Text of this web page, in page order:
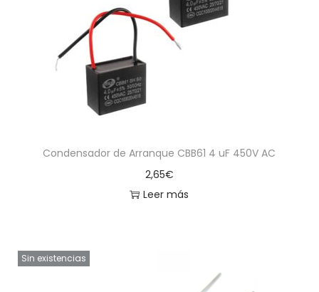
Condensador de Arranque CBB61 4 uF 450V AC
2,65€
Leer más
Sin existencias